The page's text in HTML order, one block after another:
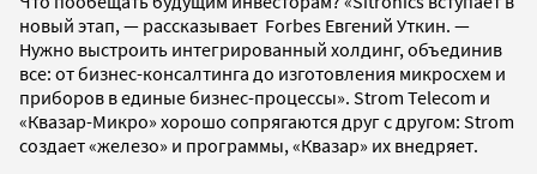
новый этап, — рассказывает Forbes Евгений Уткин. —
Нужно выстроить интегрированный холдинг, объединив
все: от бизнес-консалтинга до изготовления микросхем и
приборов в единые бизнес-процессы». Strom Telecom и
«Квазар-Микро» хорошо сопрягаются друг с другом: Strom
создает «железо» и программы, «Квазар» их внедряет.